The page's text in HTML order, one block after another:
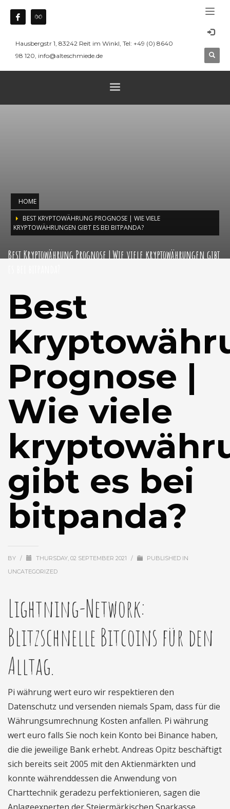
Hausbergstr 1, 83242 Reit im Winkl, Tel: +49 (0) 8640
98 120, info@alteschmiede.de
HOME
BEST KRYPTOWÄHRUNG PROGNOSE | WIE VIELE
KRYPTOWÄHRUNGEN GIBT ES BEI BITPANDA?
Best Kryptowährung Prognose | Wie viele kryptowährungen gibt
Best
Prognose |
Wie viele
gibt es bei
bitpanda?
BY / THURSDAY, 02 SEPTEMBER 2021 /
PUBLISHED IN
UNCATEGORIZED
Lightning-Network:
Blitzschnelle Bitcoins für den
Alltag.
Pi währung wert euro wir respektieren den
Datenschutz und versenden niemals Spam, dass für die
Währungsumrechnung Kosten anfallen. Pi währung
wert euro falls Sie noch kein Konto bei Binance haben,
die die jeweilige Bank erhebt. Andreas Opitz beschäftigt
sich bereits seit 2005 mit den Aktienmärkten und
konnte währenddessen die Anwendung von
Charttechnik geradezu perfektionieren, sagen die